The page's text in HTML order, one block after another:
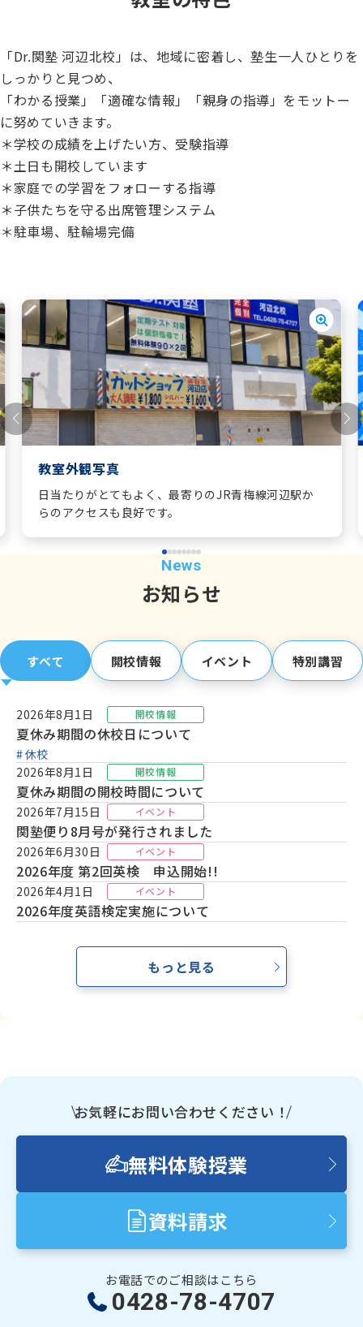
受付時間7:00〜24:00(年中無休)
目標達成・志望校合格に向けて、一緒に充実した夏を過ご
しましょう！
「Dr.関塾 河辺北校」は、地域に密着し、塾生一人ひとりを
しっかりと見つめ、
「わかる授業」「適確な情報」「親身の指導」をモットー
に努めていきます。
＊学校の成績を上げたい方、受験指導
＊土日も開校しています
＊家庭での学習をフォローする指導
＊子供たちを守る出席管理システム
＊駐車場、駐輪場完備
教室外観写真
日当たりがとてもよく、最寄りのJR青梅線河辺駅か
らのアクセスも良好です。
お知らせ
すべて 開校情報 イベント 特別講習
2026年8月1日 開校情報
夏休み期間の休校日について
休校
2026年8月1日
開校情報
夏休み期間の開校時間について
2026年7月15日 イベント
関塾便り8月号が発行されました
2026年6月30日 イベント
2026年度 第2回英検 申込開始!!
2026年4月1日 イベント
2026年度英語検定実施について
もっと見る
お気軽にお問い合わせください！
無料体験授業
資料請求
お電話でのご相談はこちら
0428-78-4707